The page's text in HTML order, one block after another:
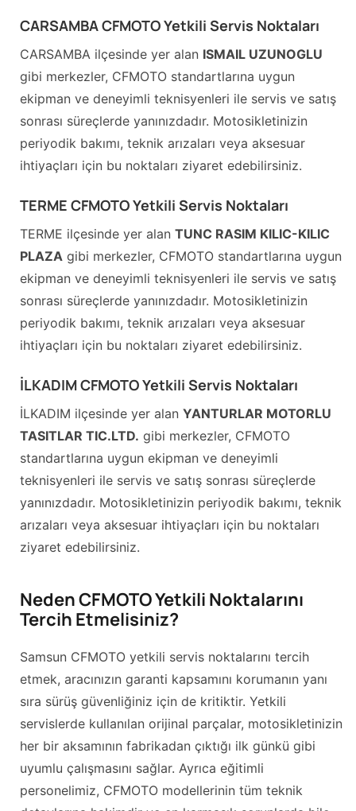
CARSAMBA CFMOTO Yetkili Servis Noktaları
CARSAMBA ilçesinde yer alan ISMAIL UZUNOGLU
gibi merkezler, CFMOTO standartlarına uygun
ekipman ve deneyimli teknisyenleri ile servis ve satış
sonrası süreçlerde yanınızdadır. Motosikletinizin
periyodik bakımı, teknik arızaları veya aksesuar
ihtiyaçları için bu noktaları ziyaret edebilirsiniz.
TERME CFMOTO Yetkili Servis Noktaları
TERME ilçesinde yer alan TUNC RASIM KILIC-KILIC
PLAZA gibi merkezler, CFMOTO standartlarına uygun
ekipman ve deneyimli teknisyenleri ile servis ve satış
sonrası süreçlerde yanınızdadır. Motosikletinizin
periyodik bakımı, teknik arızaları veya aksesuar
ihtiyaçları için bu noktaları ziyaret edebilirsiniz.
İLKADIM CFMOTO Yetkili Servis Noktaları
İLKADIM ilçesinde yer alan YANTURLAR MOTORLU
TASITLAR TIC.LTD. gibi merkezler, CFMOTO
standartlarına uygun ekipman ve deneyimli
teknisyenleri ile servis ve satış sonrası süreçlerde
yanınızdadır. Motosikletinizin periyodik bakımı, teknik
arızaları veya aksesuar ihtiyaçları için bu noktaları
ziyaret edebilirsiniz.
Neden CFMOTO Yetkili Noktalarını
Tercih Etmelisiniz?
Samsun CFMOTO yetkili servis noktalarını tercih
etmek, aracınızın garanti kapsamını korumanın yanı
sıra sürüş güvenliğiniz için de kritiktir. Yetkili
servislerde kullanılan orijinal parçalar, motosikletinizin
her bir aksamının fabrikadan çıktığı ilk günkü gibi
uyumlu çalışmasını sağlar. Ayrıca eğitimli
personelimiz, CFMOTO modellerinin tüm teknik